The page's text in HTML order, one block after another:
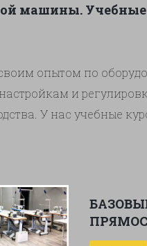
иглу.
машины. Учебные
опытом по
и
У нас учебные
яхт. Обучение